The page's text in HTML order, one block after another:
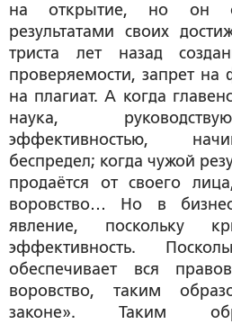
на открытие, но он
результатами своих
триста лет назад
проверяемости, запрет на
на плагиат. А когда
наука,
эффективностью,
беспредел; когда чужой
продаётся от своего
воровство… Но в
явление, поскольку
эффективность.
обеспечивает вся
воровство, таким
законе». Таким